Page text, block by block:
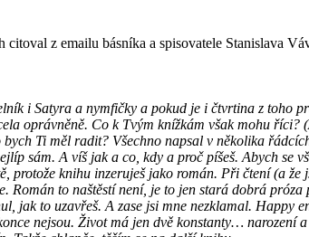
citoval z emailu básníka a spisovatele Stanislava
i Satyra a nymfičky a pokud je i čtvrtina z toho
oprávněně. Co k Tvým knížkám však mohu říci?
Ti měl radit? Všechno napsal v několika
sám. A víš jak a co, kdy a proč píšeš. Abych se
protože knihu inzeruješ jako román. Při čtení (a že
Román to naštěstí není, je to jen stará dobrá
jak to uzavřeš. A zase jsi mne nezklamal. Happy
nejsou. Život má jen dvě konstanty… narození